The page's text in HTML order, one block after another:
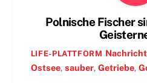
Polnische Fischer
LIFE-PLATTFORM
Ostsee, sauber, Getriebe,